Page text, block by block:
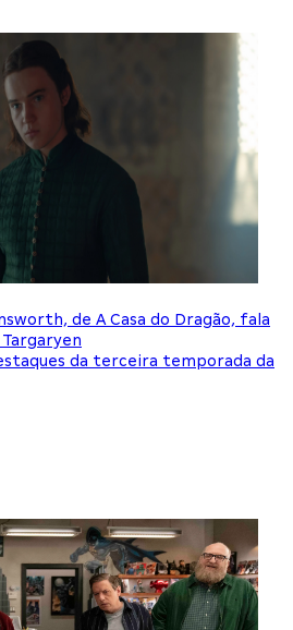
de A Casa do Dragão, fala
da terceira temporada da